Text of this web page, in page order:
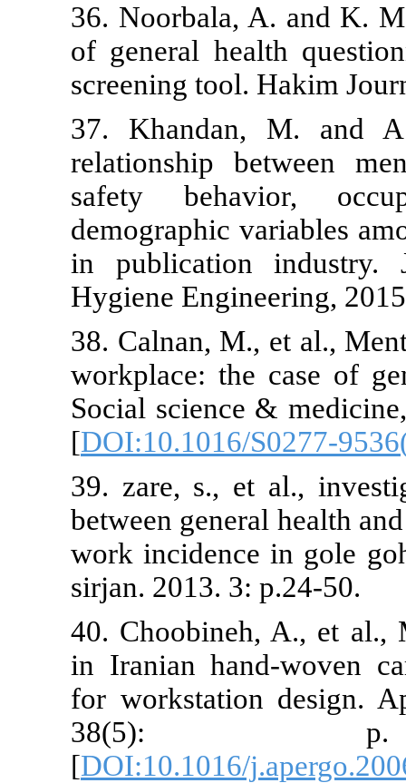
36.
of general
screening
37.
relationship
safety
in
Hygiene
38. Calnan,
workplace:
Social
[
39. zare, s.,
between
work
sirjan. 2013.
40.
in Iranian
for
[